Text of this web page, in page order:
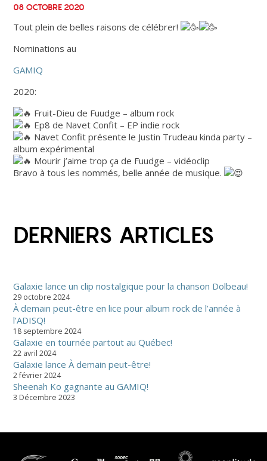
08 OCTOBRE 2020
Tout plein de belles raisons de célébrer!
Nominations au
GAMIQ
2020:
Fruit-Dieu de Fuudge – album rock
Ep8 de Navet Confit – EP indie rock
Navet Confitprésente le Justin Trudeau kinda party –
album expérimental
Mourir j’aime trop ça de Fuudge – vidéoclip
Bravo à tous les nommés, belle année de musique.
DERNIERS ARTICLES
Galaxie lance un clip nostalgique pour la chanson Dolbeau!
29 octobre 2024
À demain peut-être en lice pour album rock de l’année à
l’ADISQ!
18 septembre 2024
Galaxie en tournée partout au Québec!
22 avril 2024
Galaxie lance À demain peut-être!
2 février 2024
Sheenah Ko gagnante au GAMIQ!
3 Décembre 2023